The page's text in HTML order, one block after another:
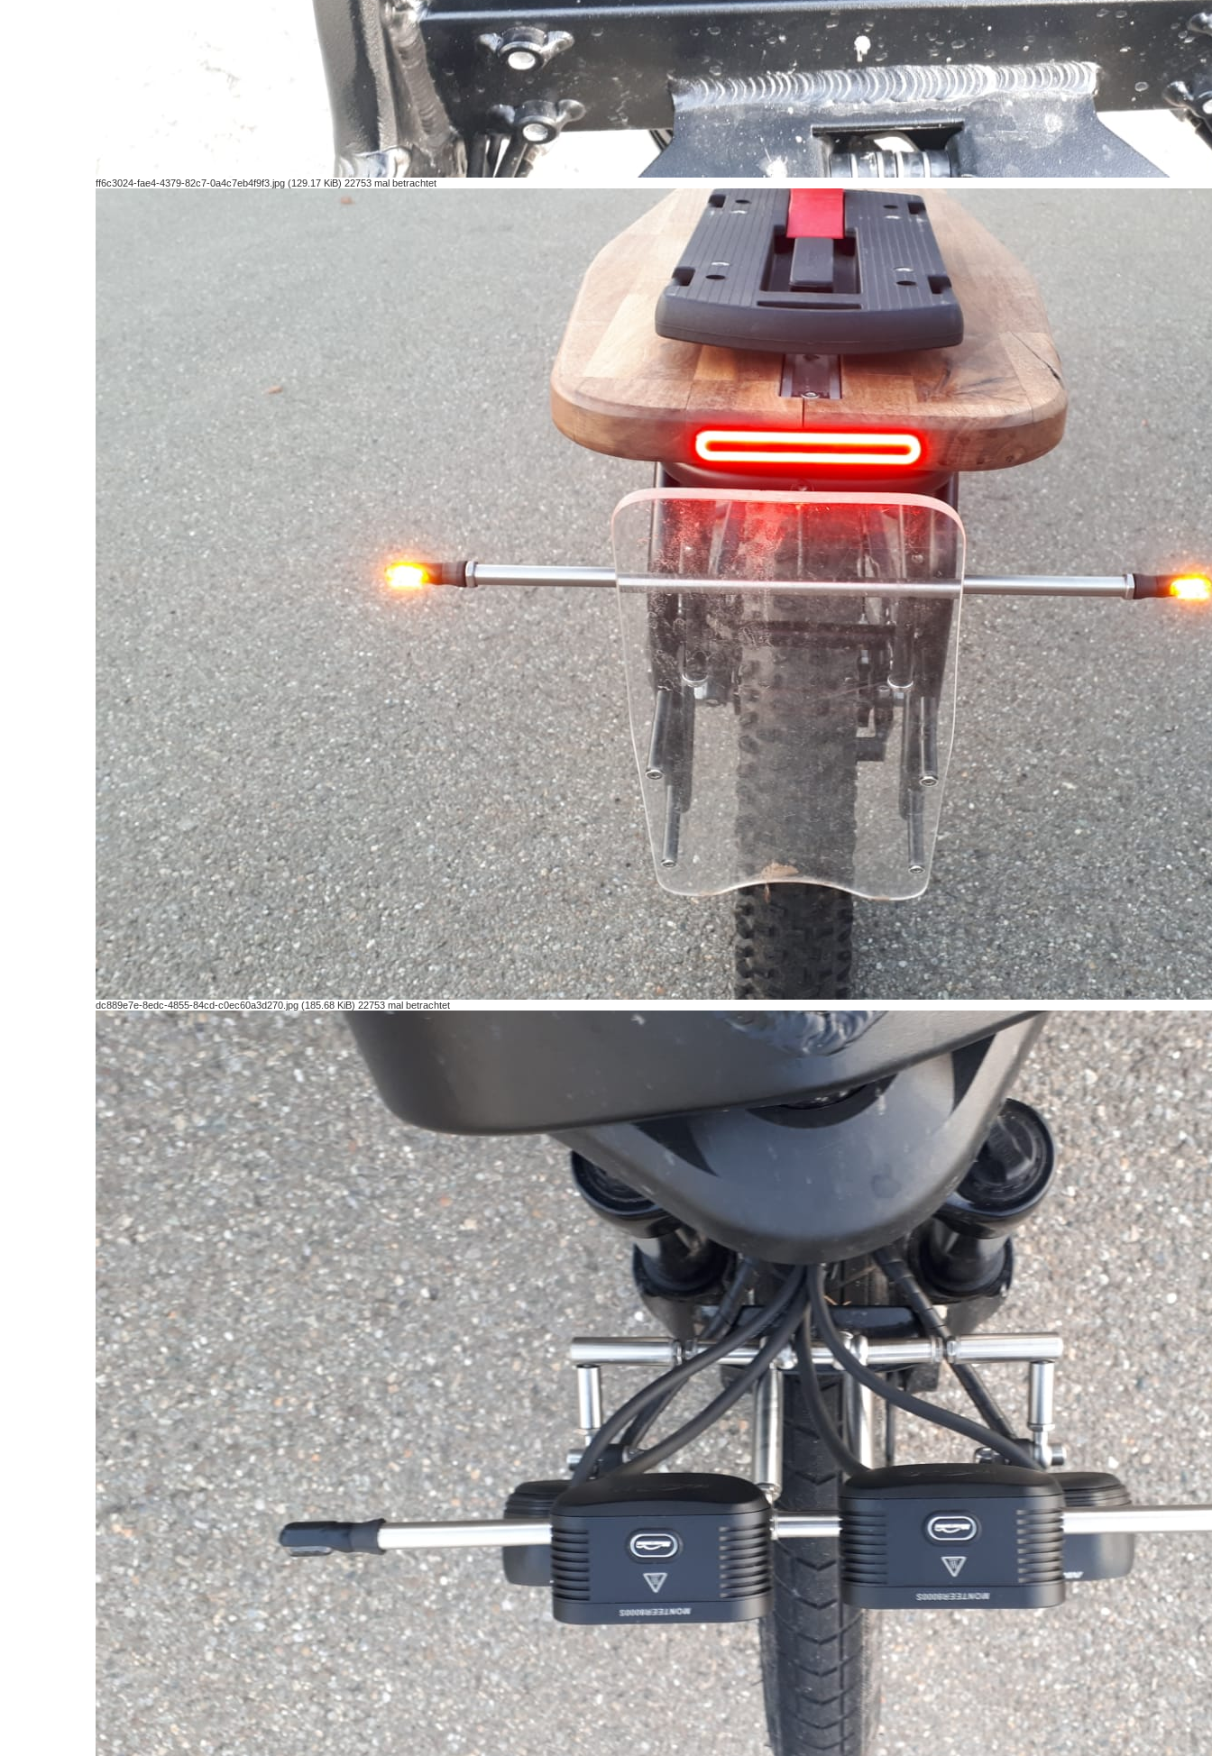
ff6c3024-fae4-4379-82c7-0a4c7eb4f9f3.jpg (129.17 KiB) 22753 mal betrachtet
dc889e7e-8edc-4855-84cd-c0ec60a3d270.jpg (185.68 KiB) 22753 mal betrachtet